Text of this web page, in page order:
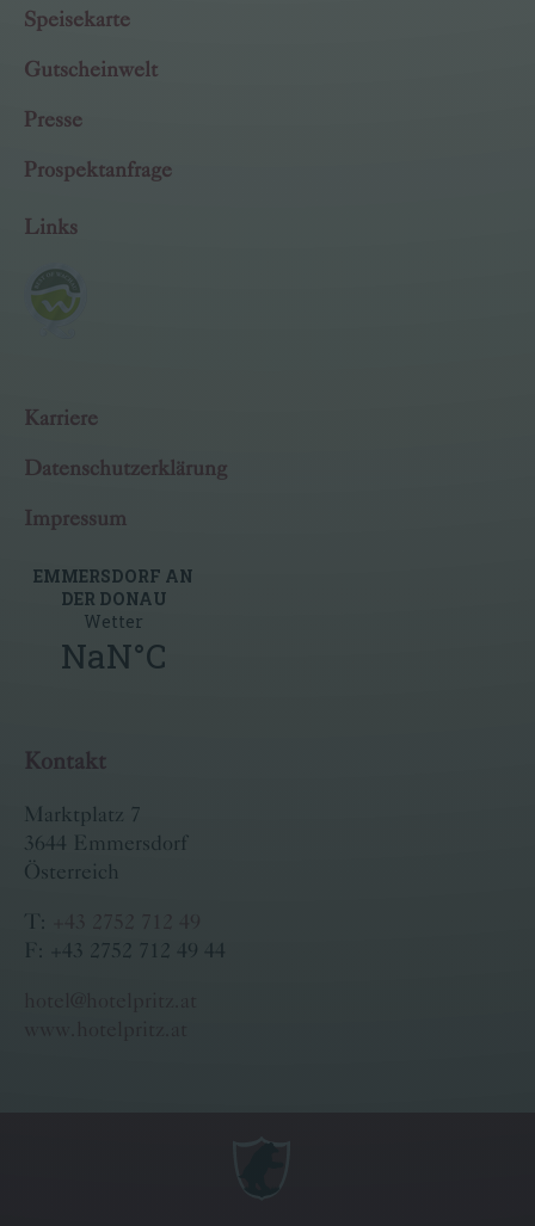
Speisekarte
Gutscheinwelt
Presse
Prospektanfrage
Links
Karriere
Datenschutzerklärung
Impressum
Kontakt
Marktplatz 7
3644 Emmersdorf
Österreich
T:
F: +43 2752 712 49 44